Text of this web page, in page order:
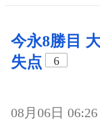
今永8勝目
失点
6
08月06日 06:26